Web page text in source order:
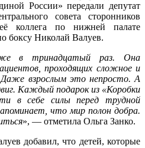
России» передали депутат
совета сторонников
коллега по нижней палате
боксу Николай Валуев.
в тринадцатый раз. Она
проходящих сложное и
Даже взрослым это непросто. А
Каждый подарок из «Коробки
в себе силы перед трудной
что мир полон добра.
», — отметила Ольга Занко.
добавил, что детей, которые